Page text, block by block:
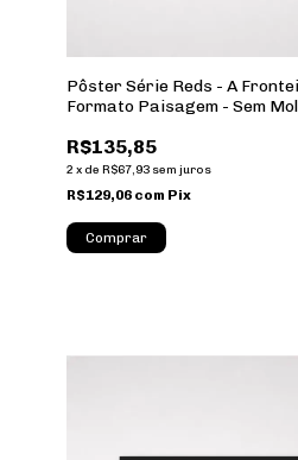
Pôster Série Reds - A
Formato Paisagem - Sem
R$135,85
2 x de R$67,93 sem juros
R$129,06 com Pix
Comprar